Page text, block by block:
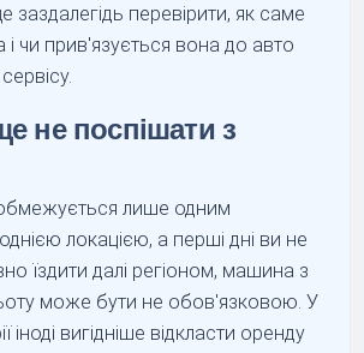
заздалегідь перевірити, як саме
чи прив'язується вона до авто
не поспішати з
лише одним
локацією, а перші дні ви не
їздити далі регіоном, машина з
може бути не обов'язковою. У
іноді вигідніше відкласти оренду